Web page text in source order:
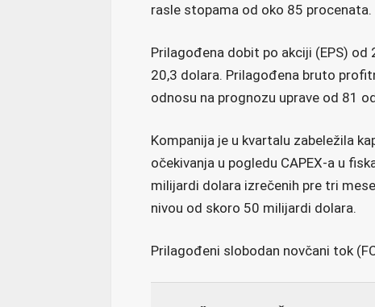
rasle stopama od oko 85 procenata.
Prilagođena dobit po akciji (EPS)
20,3 dolara. Prilagođena bruto
odnosu na prognozu uprave od 81
Kompanija je u kvartalu zabeležila
očekivanja u pogledu CAPEX-a u
milijardi dolara izrečenih pre tri
nivou od skoro 50 milijardi dolara.
Prilagođeni slobodan novčani tok